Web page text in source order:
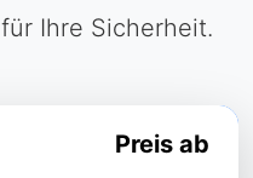
Ihre Sicherheit.
Preis ab